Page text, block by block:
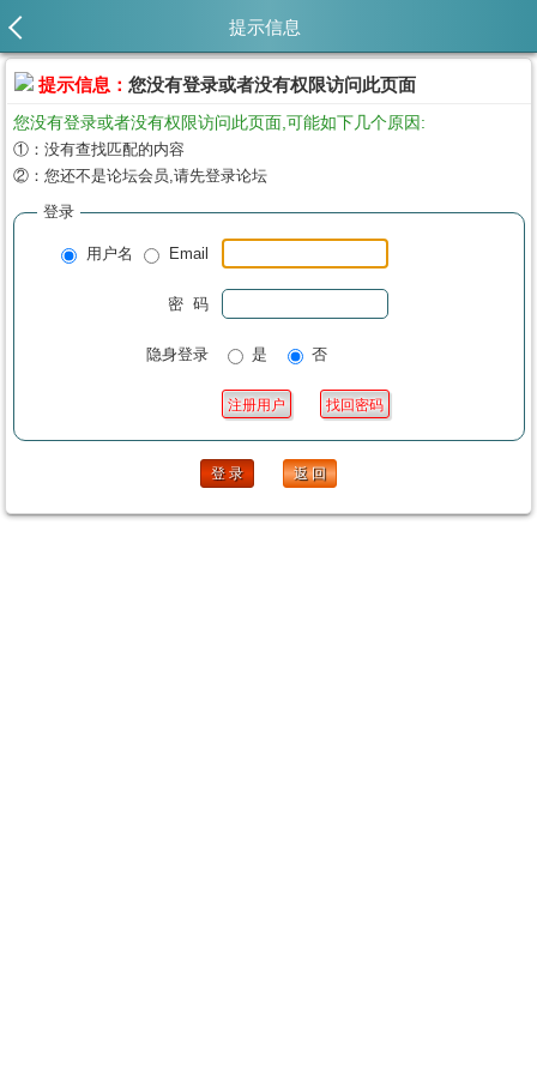
提示信息
提示信息： 您没有登录或者没有权限访问此页面
您没有登录或者没有权限访问此页面,可能如下几个原因:
①：没有查找匹配的内容
②：您还不是论坛会员,请先登录论坛
登录
用户名 Email
密 码
隐身登录 是 否